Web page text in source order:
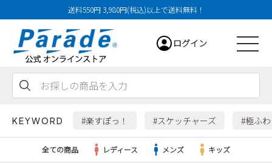
送料550円 3,980円(税込)以上で送料無料！
ログイン
KEYWORD #楽すぽっ！ #スケッチャーズ #極ふ
全ての商品 レディース メンズ キッズ